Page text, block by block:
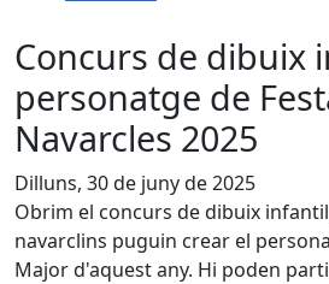
Concurs de dibuix
personatge de
Navarcles 2025
Dilluns, 30 de juny de 2025
Obrim el concurs de dibuix
navarclins puguin crear el
Major d'aquest any. Hi poden